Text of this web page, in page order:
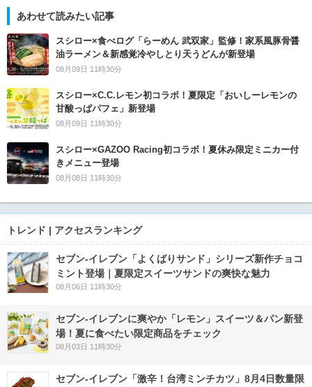
あわせて読みたい記事
スシロー×食べログ「らーめん 武双家」監修！家系風豚骨醤
油ラーメン＆新感覚冷やしとり天うどんが新登場
08月09日 11時30分
スシロー×C.C.レモン初コラボ！夏限定「おいしーレモンの
甘酸っぱパフェ」新登場
08月09日 11時30分
スシロー×GAZOO Racing初コラボ！夏休み限定ミニカー付
きメニュー登場
08月08日 11時30分
トレンド | アクセスランキング
セブン‐イレブン「よくばりサンド」シリーズ新作チョコ
ミント登場｜夏限定スイーツサンドの爽快な魅力
08月06日 11時30分
セブン‐イレブンに爽やか「レモン」スイーツ＆パン新登
場！夏に食べたい限定商品をチェック
08月03日 11時30分
セブン-イレブン「激辛！台湾ミンチカツ」8月4日数量限